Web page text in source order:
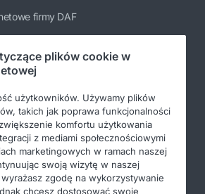
firmy DAF
plików cookie w
użytkowników. Używamy plików
takich jak poprawa funkcjonalności
komfortu użytkowania
z mediami społecznościowymi
marketingowych w ramach naszej
swoją wizytę w naszej
zgodę na wykorzystywanie
chcesz dostosować swoje